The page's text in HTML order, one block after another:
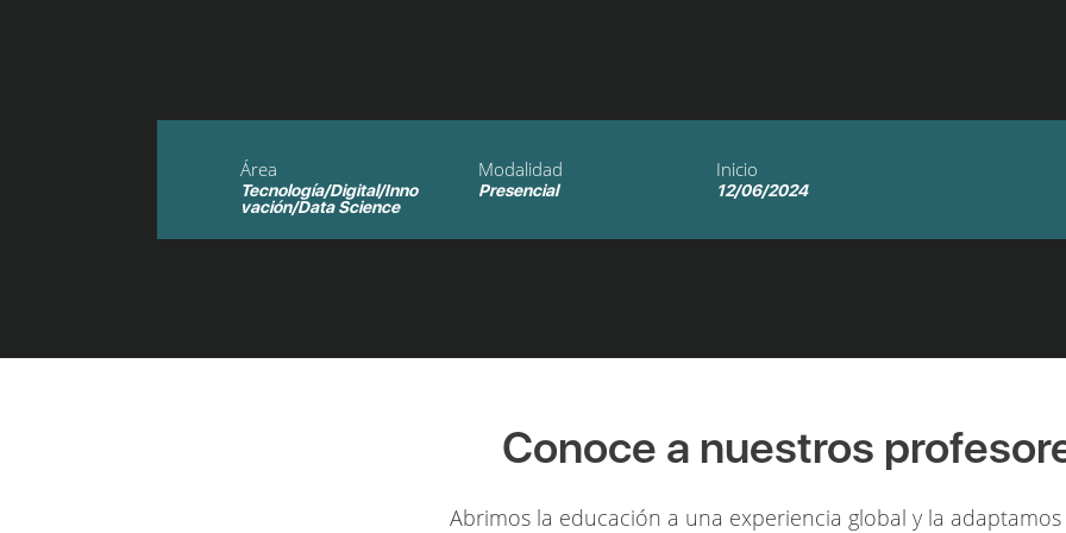
Área
Tecnología/Digital/Inno
vación/Data Science
Modalidad
Presencial
Inicio
12/06/2024
Conoce a nuestros
Abrimos la educación a una experiencia global y la